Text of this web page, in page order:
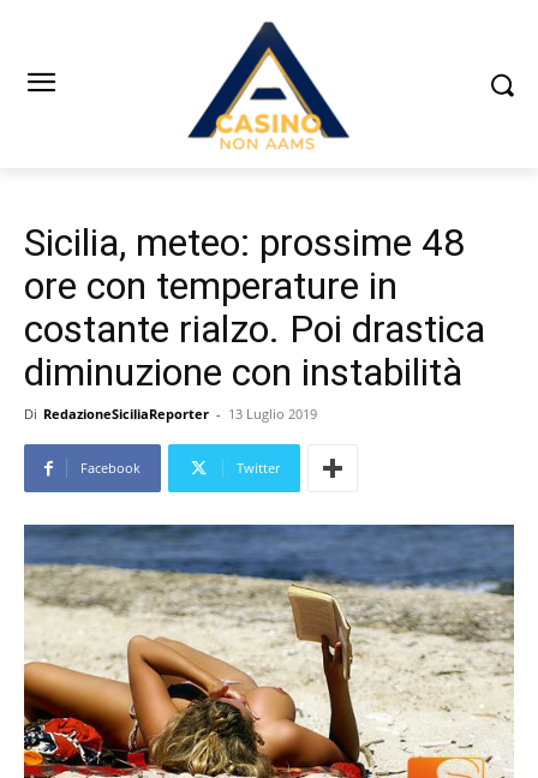
Sicilia, meteo: prossime 48
ore con temperature in
costante rialzo. Poi drastica
diminuzione con instabilità
Di RedazioneSiciliaReporter - 13 Luglio 2019
Facebook Twitter